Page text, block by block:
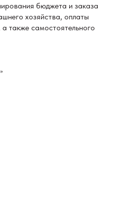
бюджета и заказа
хозяйства, оплаты
также самостоятельного